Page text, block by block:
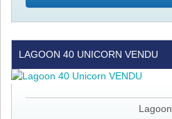
40
Unicorn
LAGOON 40 UNICORN VENDU
Lagoon